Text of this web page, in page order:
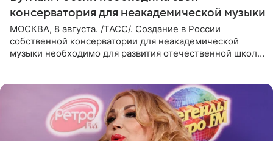
консерватория для неакадемической музыки
МОСКВА, 8 августа. /ТАСС/. Создание в России
собственной консерватории для неакадемической
музыки необходимо для развития отечественной школы